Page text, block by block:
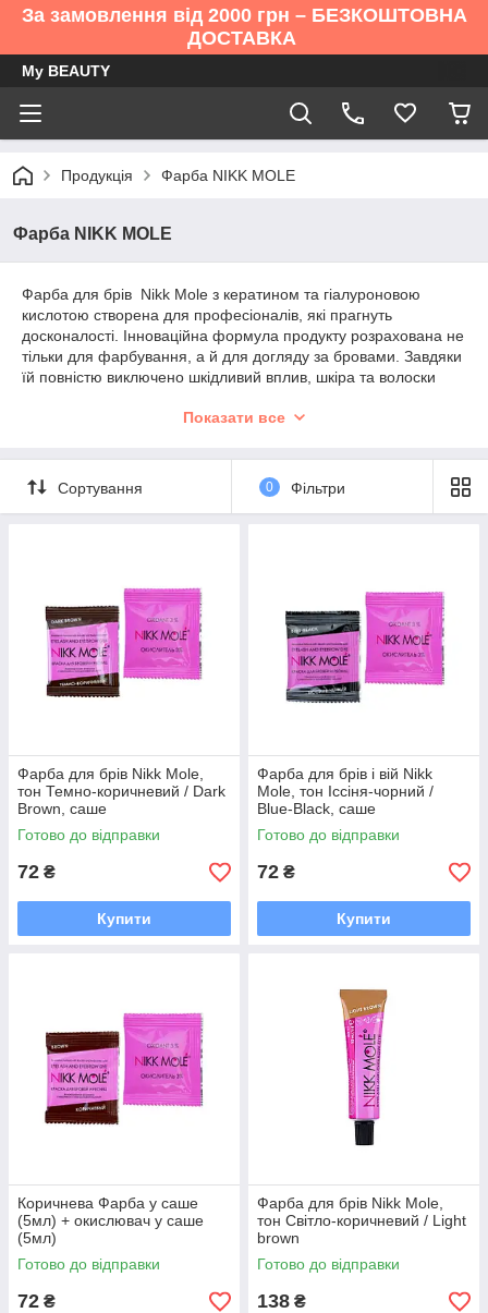
За замовлення від 2000 грн – БЕЗКОШТОВНА
ДОСТАВКА
My BEAUTY
Продукція Фарба NIKK MOLE
Фарба NIKK MOLE
Фарба для брів Nikk Mole з кератином та гіалуроновою
кислотою створена для професіоналів, які прагнуть
досконалості. Інноваційна формула продукту розрахована не
тільки для фарбування, а й для догляду за бровами. Завдяки
їй повністю виключено шкідливий вплив, шкіра та волоски
Brow-майстри, які використовують у своїй роботі барвник Nikk
а також працювати у всіх техніках фарбування.
Барвник для брів Nikk Mole – новий формат фарбування
Показати все
Сортування 0 Фільтри
Фарба для брів Nikk Mole,
тон Темно-коричневий / Dark
Brown, саше
Готово до відправки
72 ₴
Купити
Фарба для брів і вій Nikk
Mole, тон Іссіня-чорний /
Blue-Black, саше
Готово до відправки
72 ₴
Купити
Коричнева Фарба у саше
(5мл) + окислювач у саше
(5мл)
Готово до відправки
72 ₴
Фарба для брів Nikk Mole,
тон Світло-коричневий / Light
brown
Готово до відправки
138 ₴